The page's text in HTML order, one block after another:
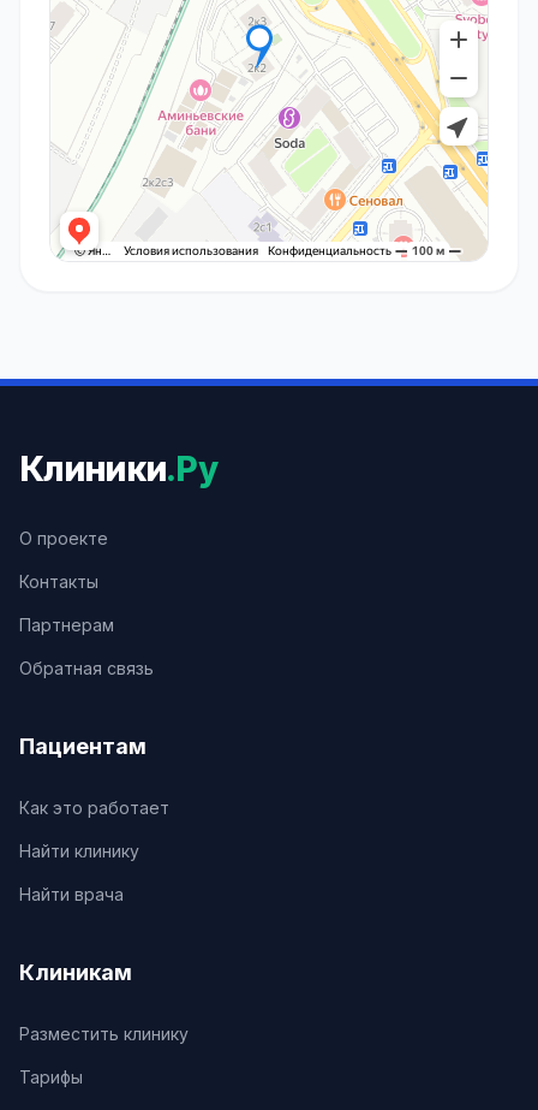
Клиники.Ру
О проекте
Контакты
Партнерам
Обратная связь
Пациентам
Как это работает
Найти клинику
Найти врача
Клиникам
Разместить клинику
Тарифы